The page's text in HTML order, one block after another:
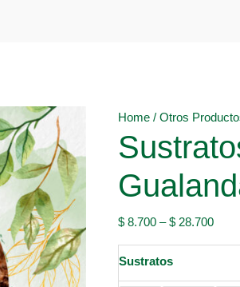
Home / Otros
$ 8.700 –$ 28.700
Sustratos